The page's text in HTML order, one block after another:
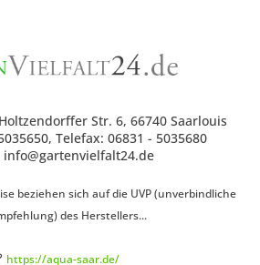
Str. 6, 66740 Saarlouis
Telefax: 06831 - 5035680
info@gartenvielfalt24.de
beziehen sich auf die UVP (unverbindliche
des Herstellers...
https://aqua-saar.de/